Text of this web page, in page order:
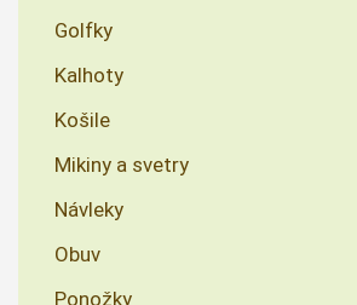
Golfky
Kalhoty
Košile
Mikiny a svetry
Návleky
Obuv
Ponožky